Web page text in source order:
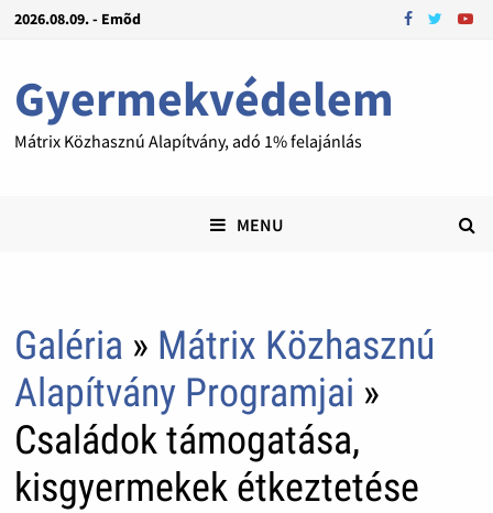
2026.08.09. - Emõd
Gyermekvédelem
Mátrix Közhasznú Alapítvány, adó 1% felajánlás
MENU
Galéria » Mátrix Közhasznú
Alapítvány Programjai »
Családok támogatása,
kisgyermekek étkeztetése